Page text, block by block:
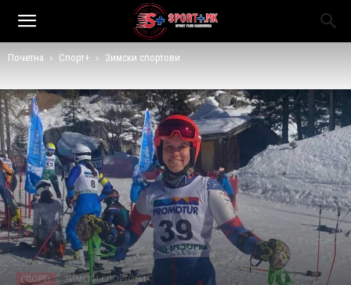
Почетна Спорт+ Зимски спортови
СПОРТ+ ЗИМСКИ СПОРТОВИ